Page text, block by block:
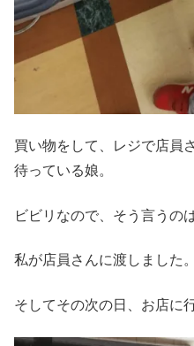
買い物をして、レジで店員
待っている娘。
ビビリなので、そう言うの
私が店員さんに渡しました。
そしてその次の日、お店に